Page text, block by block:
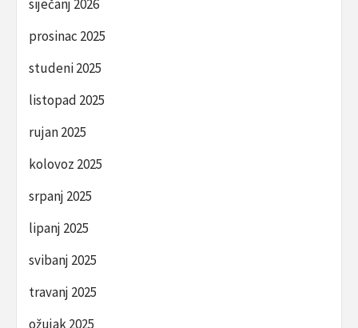
siječanj 2026
prosinac 2025
studeni 2025
listopad 2025
rujan 2025
kolovoz 2025
srpanj 2025
lipanj 2025
svibanj 2025
travanj 2025
ožujak 2025